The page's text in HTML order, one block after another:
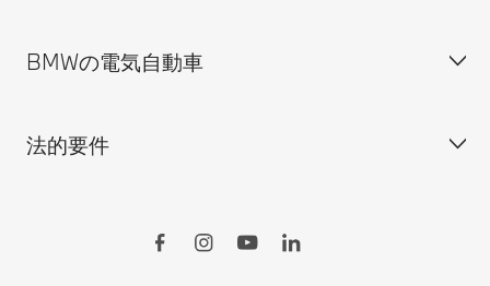
BMWのCSR活動
BMW Motorrad
BMW純正アクセサリー
BMWタイヤ＆ホイール
ご購入の前に
新車在庫検索
BMWの電気自動車
BMWの電気自動車
法的要件